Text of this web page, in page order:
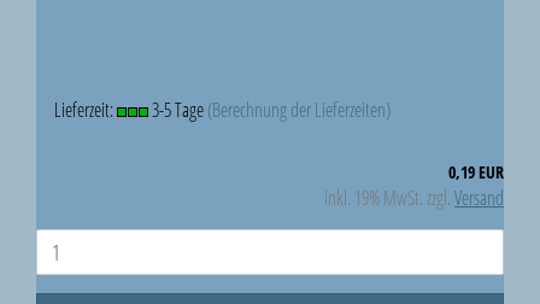
Lieferzeit: 3-5 Tage(Berechnung der Lieferzeiten)
0,19 EUR
inkl. 19% MwSt. zzgl.Versand